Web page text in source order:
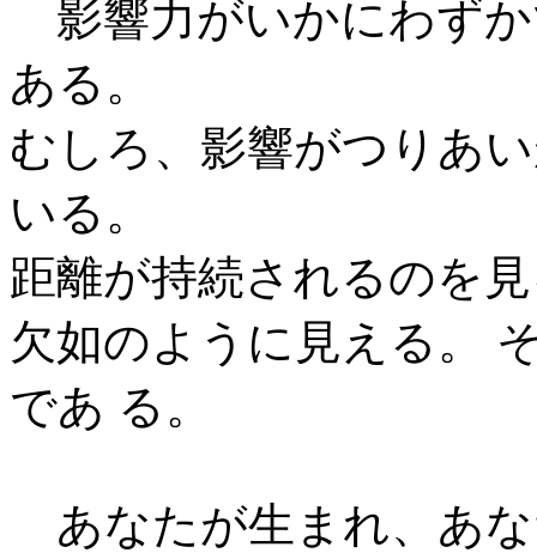
影響力がいかにわず
ある。
むしろ、影響がつりあ
いる。
距離が持続されるのを
欠如のように見える。
であ る。
あなたが生まれ、あ